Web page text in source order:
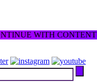
WITH CONTENT